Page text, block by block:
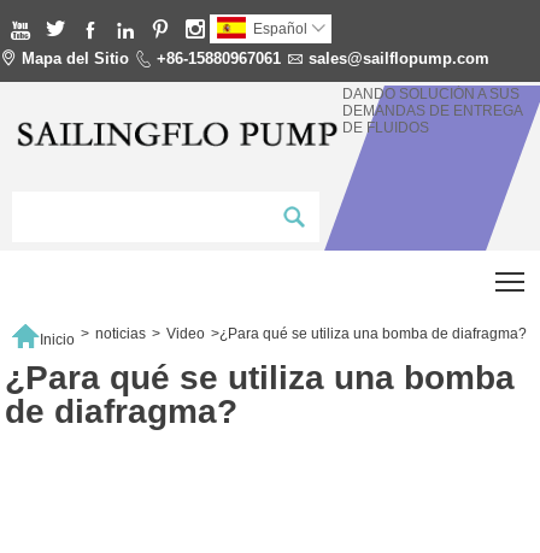
      Español 
 Mapa del Sitio  +86-15880967061  sales@sailflopump.com
DANDO SOLUCIÓN A SUS
DEMANDAS DE ENTREGA
DE FLUIDOS
Inicio > noticias > Video >¿Para qué se utiliza una bomba de diafragma?
¿Para qué se utiliza una bomba
de diafragma?